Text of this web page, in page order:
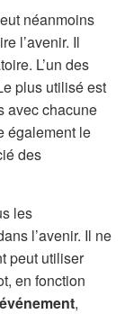
néanmoins
l’avenir. Il
L’un des
plus utilisé est
avec chacune
également le
des
les
l’avenir. Il ne
peut utiliser
en fonction
,